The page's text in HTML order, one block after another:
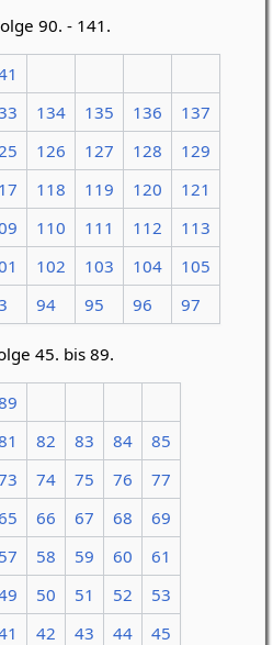
90. - 141.
134 135 136
137
126 127 128
129
118 119 120
121
110 111 112
113
102 103 104
105
94 95 96 97
45. bis 89.
82 83 84
85
74 75 76
77
66 67 68
69
57 58 59 60
61
50 51 52
53
42 43 44 45